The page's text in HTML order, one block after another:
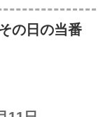
の日の当番